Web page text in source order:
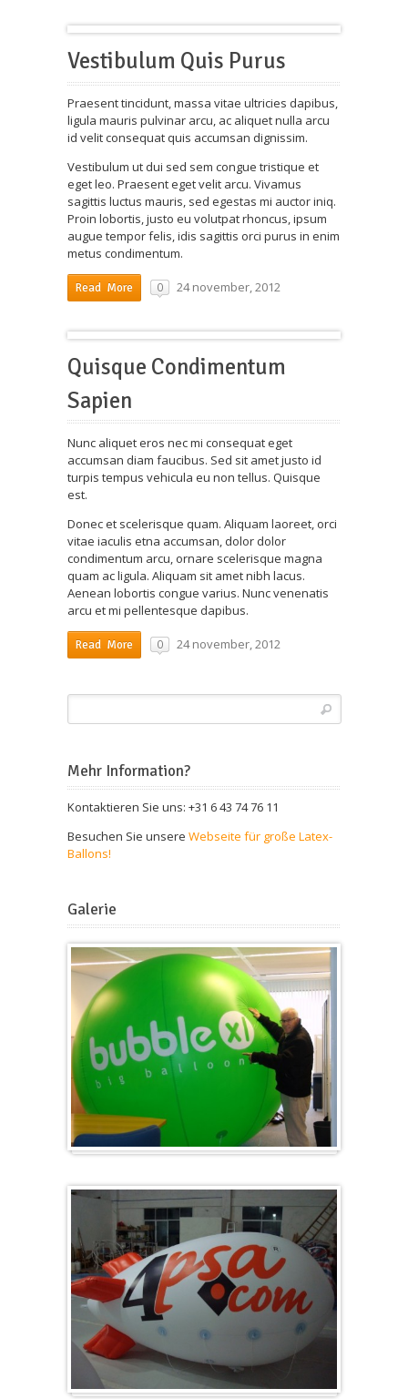
Vestibulum Quis Purus
Praesent tincidunt, massa vitae ultricies dapibus,
ligula mauris pulvinar arcu, ac aliquet nulla arcu
id velit consequat quis accumsan dignissim.
Vestibulum ut dui sed sem congue tristique et
eget leo. Praesent eget velit arcu. Vivamus
sagittis luctus mauris, sed egestas mi auctor iniq.
Proin lobortis, justo eu volutpat rhoncus, ipsum
augue tempor felis, idis sagittis orci purus in enim
metus condimentum.
Read More 0 24 november, 2012
Quisque Condimentum
Sapien
Nunc aliquet eros nec mi consequat eget
accumsan diam faucibus. Sed sit amet justo id
turpis tempus vehicula eu non tellus. Quisque
est.
Donec et scelerisque quam. Aliquam laoreet, orci
vitae iaculis etna accumsan, dolor dolor
condimentum arcu, ornare scelerisque magna
quam ac ligula. Aliquam sit amet nibh lacus.
Aenean lobortis congue varius. Nunc venenatis
arcu et mi pellentesque dapibus.
Read More 0 24 november, 2012
Mehr Information?
Kontaktieren Sie uns: +31 6 43 74 76 11
Besuchen Sie unsere Webseite für große Latex-
Ballons!
Galerie